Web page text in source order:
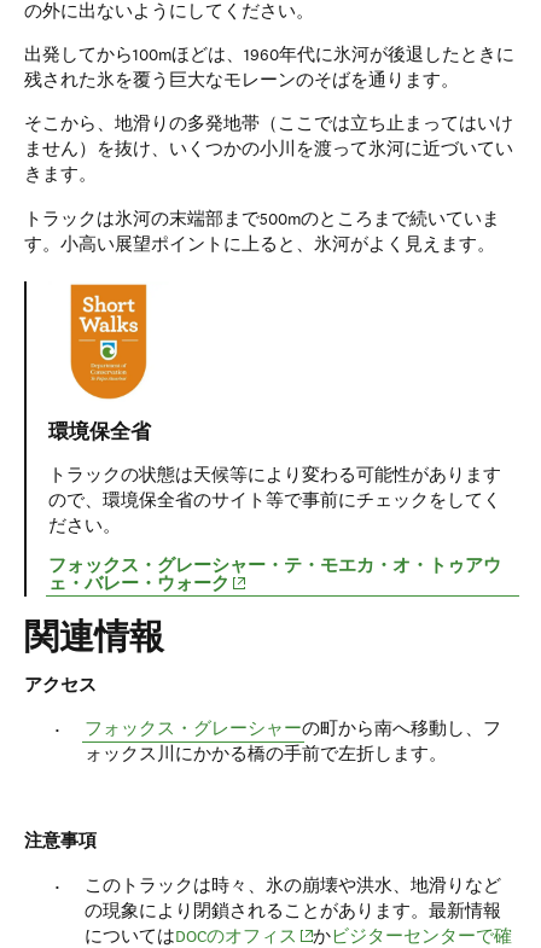
の外に出ないようにしてください。
出発してから100mほどは、1960年代に氷河が後退したときに
残された氷を覆う巨大なモレーンのそばを通ります。
そこから、地滑りの多発地帯（ここでは立ち止まってはいけ
ません）を抜け、いくつかの小川を渡って氷河に近づいてい
きます。
トラックは氷河の末端部まで500mのところまで続いていま
す。小高い展望ポイントに上ると、氷河がよく見えます。
環境保全省
トラックの状態は天候等により変わる可能性があります
ので、環境保全省のサイト等で事前にチェックをしてく
ださい。
フォックス・グレーシャー・テ・モエカ・オ・トゥアウ
ェ・バレー・ウォーク (opens in new window)
関連情報
アクセス
フォックス・グレーシャーの町から南へ移動し、フ
ォックス川にかかる橋の手前で左折します。
注意事項
このトラックは時々、氷の崩壊や洪水、地滑りなど
の現象により閉鎖されることがあります。最新情報
についてはDOCのオフィス (opens in new window)
かビジターセンターで確